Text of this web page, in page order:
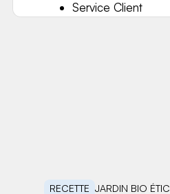
Service Client
RECETTE JARDIN BIO ÉTIC